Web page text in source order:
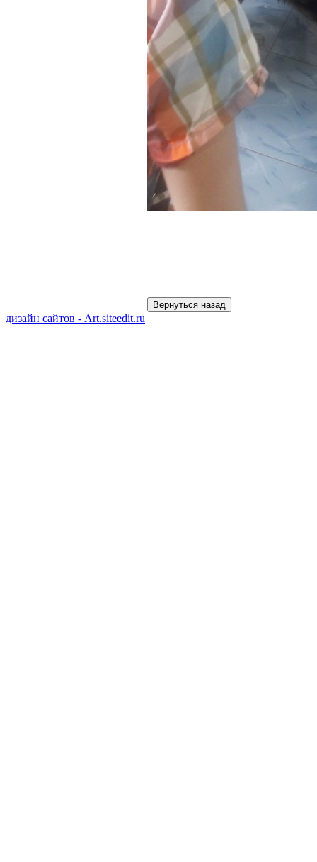
дизайн сайтов - Art.siteedit.ru